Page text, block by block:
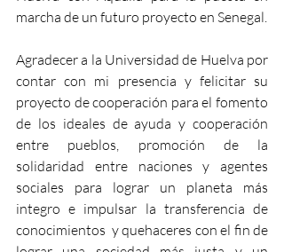
marcha de un futuro proyecto en Senegal.
Agradecer a la Universidad de Huelva por
contar con mi presencia y felicitar su
proyecto de cooperación para el fomento
de los ideales de ayuda y cooperación
entre pueblos, promoción de la
solidaridad entre naciones y agentes
sociales para lograr un planeta más
integro e impulsar la transferencia de
conocimientos  y quehaceres con el fin de